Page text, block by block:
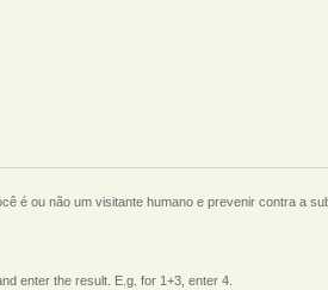
é ou não um visitante humano e prevenir contra a
enter the result. E.g. for 1+3, enter 4.